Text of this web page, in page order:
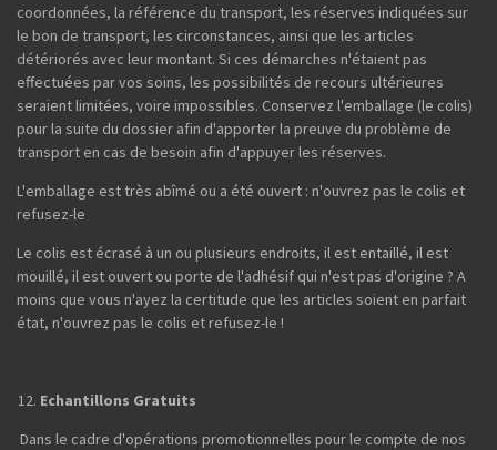
coordonnées, la référence du transport, les réserves indiquées sur
le bon de transport, les circonstances, ainsi que les articles
détériorés avec leur montant. Si ces démarches n'étaient pas
effectuées par vos soins, les possibilités de recours ultérieures
seraient limitées, voire impossibles. Conservez l'emballage (le colis)
pour la suite du dossier afin d'apporter la preuve du problème de
transport en cas de besoin afin d'appuyer les réserves.
L'emballage est très abîmé ou a été ouvert : n'ouvrez pas le colis et
refusez-le
Le colis est écrasé à un ou plusieurs endroits, il est entaillé, il est
mouillé, il est ouvert ou porte de l'adhésif qui n'est pas d'origine ? A
moins que vous n'ayez la certitude que les articles soient en parfait
état, n'ouvrez pas le colis et refusez-le !
Echantillons Gratuits
Dans le cadre d'opérations promotionnelles pour le compte de nos